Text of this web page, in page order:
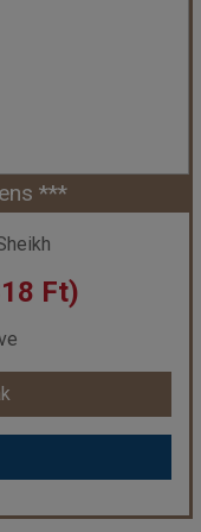
***
7 éj
Ft)
***
Ft)